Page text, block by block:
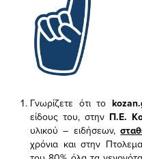
Γνωρίζετε ότι το
είδους του, στην Π.Ε.
υλικού – ειδήσεων,
χρόνια και στην